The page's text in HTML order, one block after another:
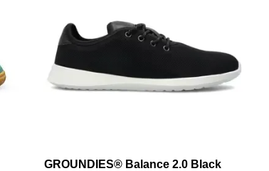
GROUNDIES® Balance 2.0 Black